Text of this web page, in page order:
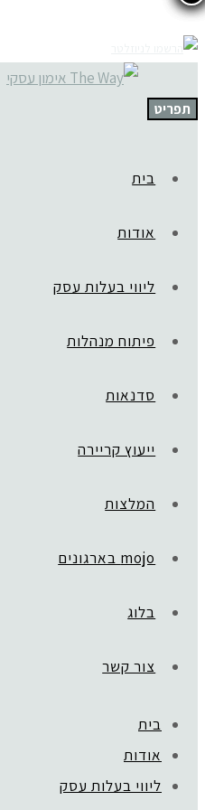
תפריט
בית
אודות
ליווי בעלות עסק
פיתוח מנהלות
סדנאות
ייעוץ קריירה
המלצות
mojo בארגונים
בלוג
צור קשר
בית
אודות
ליווי בעלות עסק